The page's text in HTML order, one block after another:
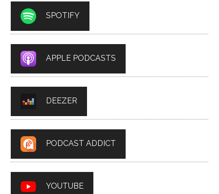
SPOTIFY
APPLE PODCASTS
DEEZER
PODCAST ADDICT
YOUTUBE